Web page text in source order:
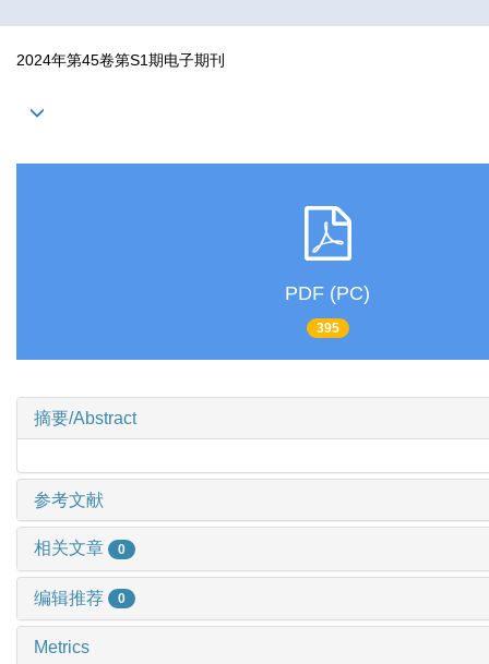
2024年第45卷第S1期电子期刊
PDF (PC)
395
摘要/Abstract
参考文献
相关文章 0
编辑推荐 0
Metrics